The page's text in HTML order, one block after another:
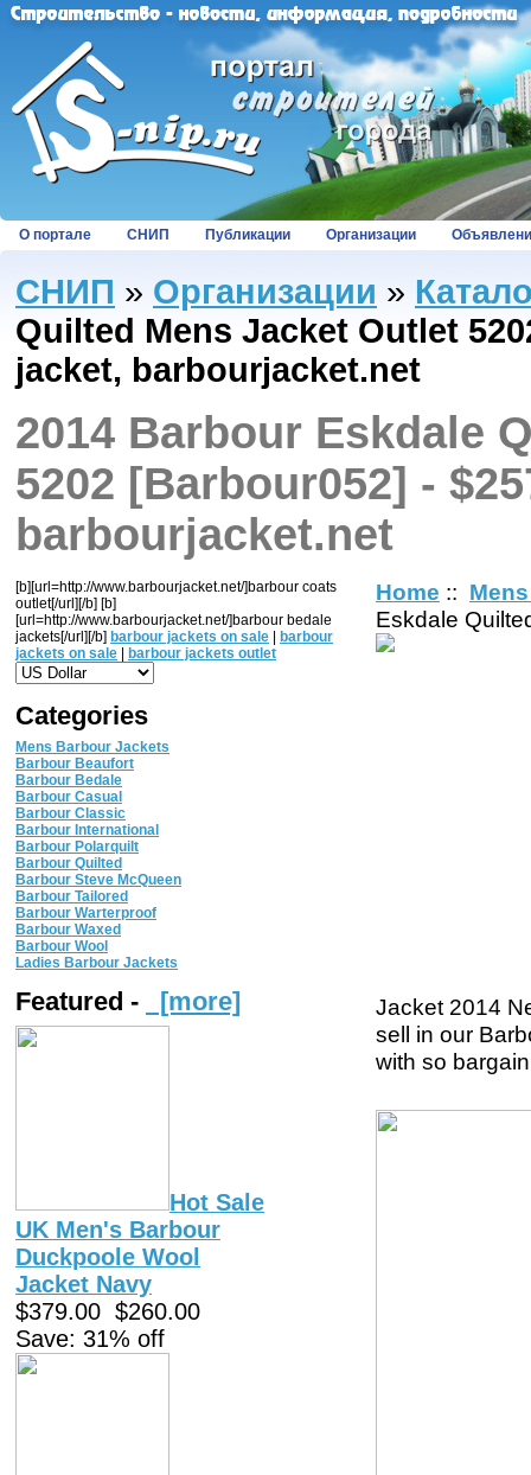
О портале СНИП Публикации Организации
СНИП » Организации »
Quilted Mens Jacket Outlet
jacket, barbourjacket.net
2014 Barbour Eskdale
5202 [Barbour052] -
barbourjacket.net
[b][url=http://www.barbourjacket.net/]barbour coats
outlet[/url][/b] [b]
[url=http://www.barbourjacket.net/]barbour bedale
jackets[/url][/b] barbour jackets on sale
barbour
jackets on sale
barbour jackets outlet
Categories
Mens Barbour Jackets
Barbour Beaufort
Barbour Bedale
Barbour Casual
Barbour Classic
Barbour International
Barbour Polarquilt
Barbour Quilted
Barbour Steve McQueen
Barbour Tailored
Barbour Warterproof
Barbour Waxed
Barbour Wool
Ladies Barbour Jackets
Featured - [more]
Hot Sale
UK Men's Barbour
Duckpoole Wool
Jacket Navy
$379.00 $260.00
Save: 31% off
Home ::
Eskdale
Jacket 2014
sell in our
with so